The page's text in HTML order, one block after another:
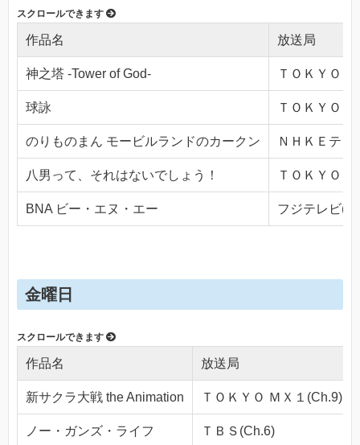
作品名 放送局
神之塔 -Tower of God- ＴＯＫＹＯ
球詠 ＴＯＫＹＯ
のりものまん モービルランドのカークン ＮＨＫＥテレ
八男って、それはないでしょう！ ＴＯＫＹＯ
BNA ビー・エヌ・エー フジテレビ
金曜日
作品名 放送局
新サクラ大戦 the Animation ＴＯＫＹＯ ＭＸ１(Ch.9)
ノー・ガンズ・ライフ ＴＢＳ(Ch.6)